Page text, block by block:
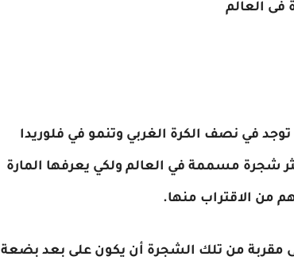
العالم
في نصف الكرة الغربي وتنمو في فلوريدا
شجرة مسممة في العالم ولكي يعرفها المارة
من الاقتراب منها.
مقربة من تلك الشجرة أن يكون على بعد بضعة